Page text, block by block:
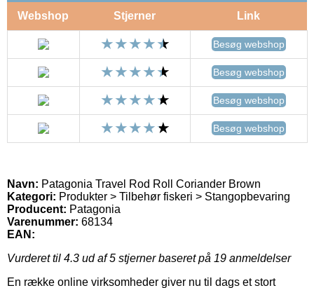
Webshop Stjerner Link
Besøg webshop
Besøg webshop
Besøg webshop
Besøg webshop
Navn: Patagonia Travel Rod Roll Coriander Brown
Kategori: Produkter > Tilbehør fiskeri > Stangopbevaring
Producent: Patagonia
Varenummer: 68134
EAN:
Vurderet til 4.3 ud af 5 stjerner baseret på 19 anmeldelser
En række online virksomheder giver nu til dags et stort